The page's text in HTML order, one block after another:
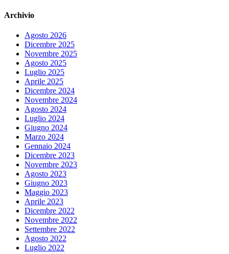
Archivio
Agosto 2026
Dicembre 2025
Novembre 2025
Agosto 2025
Luglio 2025
Aprile 2025
Dicembre 2024
Novembre 2024
Agosto 2024
Luglio 2024
Giugno 2024
Marzo 2024
Gennaio 2024
Dicembre 2023
Novembre 2023
Agosto 2023
Giugno 2023
Maggio 2023
Aprile 2023
Dicembre 2022
Novembre 2022
Settembre 2022
Agosto 2022
Luglio 2022